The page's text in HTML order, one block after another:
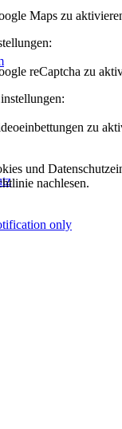
Maps zu
reCaptcha zu
zu
und
nachlesen.
only